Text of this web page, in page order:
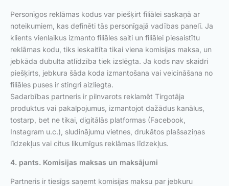
Personīgos reklāmas kodus var piešķirt filiālei saskaņā ar
noteikumiem, kas definēti tās personīgajā vadības panelī. Ja
klients vienlaikus izmanto filiāles saiti un filiālei piesaistītu
reklāmas kodu, tiks ieskaitīta tikai viena komisijas maksa, un
jebkāda dubulta atlīdzība tiek izslēgta. Ja kods nav skaidri
piešķirts, jebkura šāda koda izmantošana vai veicināšana no
filiāles puses ir stingri aizliegta.
Sadarbības partneris ir pilnvarots reklamēt Tirgotāja
produktus vai pakalpojumus, izmantojot dažādus kanālus,
tostarp, bet ne tikai, digitālās platformas (Facebook,
Instagram u.c.), sludinājumu vietnes, drukātos plašsaziņas
līdzekļus vai citus likumīgus reklāmas līdzekļus.
4. pants. Komisijas maksas un maksājumi
Partneris ir tiesīgs saņemt komisijas maksu par jebkuru